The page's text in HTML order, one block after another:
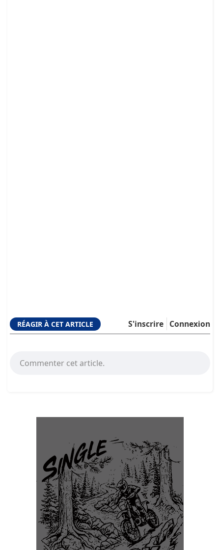
RÉAGIR À CET ARTICLE Connexion
S'inscrire
Commenter cet article.